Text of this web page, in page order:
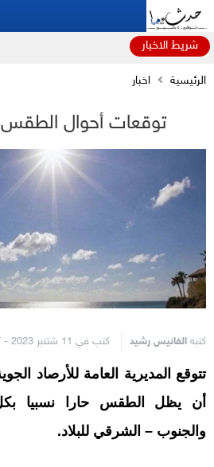
شريط الاخبار
الرئيسية اخبار
توقعات أحوال الطقس
كتبه الفانيس رشيد كتب في 11 شتنبر 2023 - 7:27 ص
تتوقع المديرية العامة للأرصاد
أن يظل الطقس حارا نسبيا
والجنوب – الشرقي للبلاد.